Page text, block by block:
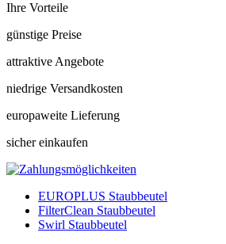
Ihre Vorteile
günstige Preise
attraktive Angebote
niedrige Versandkosten
europaweite Lieferung
sicher einkaufen
EUROPLUS Staubbeutel
FilterClean Staubbeutel
Swirl Staubbeutel